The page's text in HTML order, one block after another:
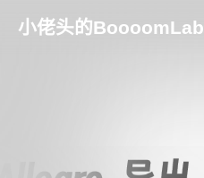
小佬头的BoooomLab